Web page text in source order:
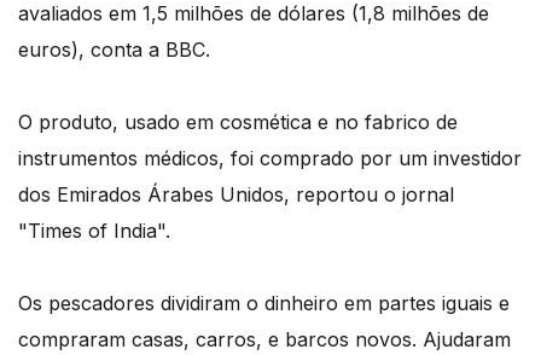
avaliados em 1,5 milhões de dólares (1,8 milhões de
euros), conta a BBC.
O produto, usado em cosmética e no fabrico de
instrumentos médicos, foi comprado por um investidor
dos Emirados Árabes Unidos, reportou o jornal
"Times of India".
Os pescadores dividiram o dinheiro em partes iguais e
compraram casas, carros, e barcos novos. Ajudaram